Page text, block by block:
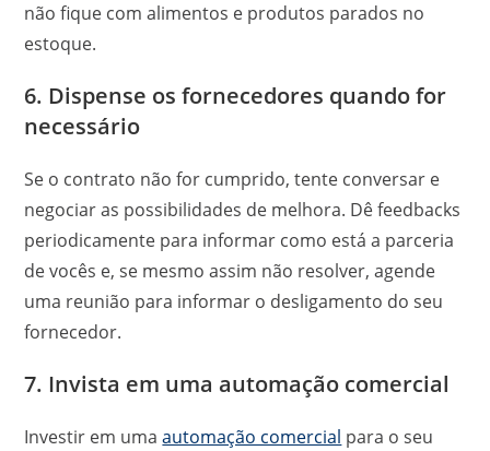
não fique com alimentos e produtos parados no
estoque.
6. Dispense os fornecedores quando for
necessário
Se o contrato não for cumprido, tente conversar e
negociar as possibilidades de melhora. Dê feedbacks
periodicamente para informar como está a parceria
de vocês e, se mesmo assim não resolver, agende
uma reunião para informar o desligamento do seu
fornecedor.
7. Invista em uma automação comercial
Investir em umaautomação comercial para o seu